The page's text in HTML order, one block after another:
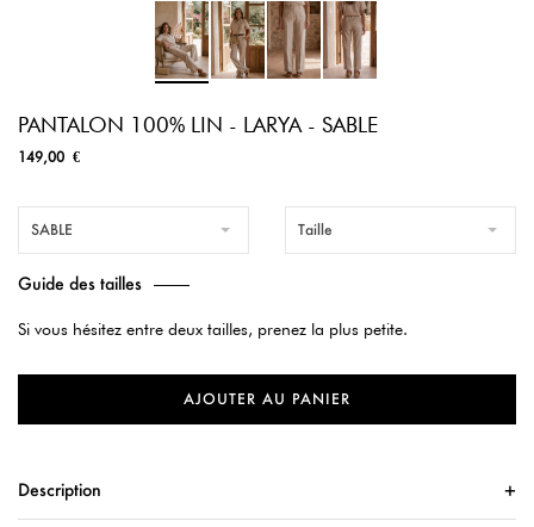
PANTALON 100% LIN - LARYA - SABLE
149,00 €
SABLE Taille
Guide des tailles
Si vous hésitez entre deux tailles, prenez la plus petite.
AJOUTER AU PANIER
Description